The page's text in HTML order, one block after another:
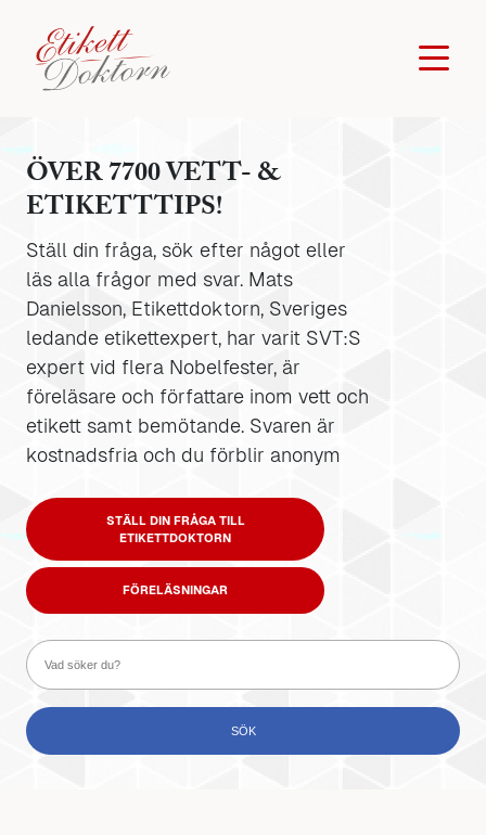
ÖVER 7700 VETT- &
ETIKETTTIPS!
Ställ din fråga, sök efter något eller
läs alla frågor med svar. Mats
Danielsson, Etikettdoktorn, Sveriges
ledande etikettexpert, har varit SVT:S
expert vid flera Nobelfester, är
föreläsare och författare inom vett och
etikett samt bemötande. Svaren är
kostnadsfria och du förblir anonym
STÄLL DIN FRÅGA TILL
ETIKETTDOKTORN
FÖRELÄSNINGAR